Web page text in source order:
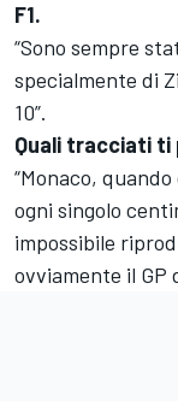
F1.
“Sono sempre
specialmente di
10”.
Quali tracciati ti
“Monaco,
ogni singolo
impossibile
ovviamente il GP